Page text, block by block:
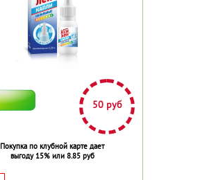
50 руб
Покупка по клубной карте дает
выгоду 15% или 8.85 руб